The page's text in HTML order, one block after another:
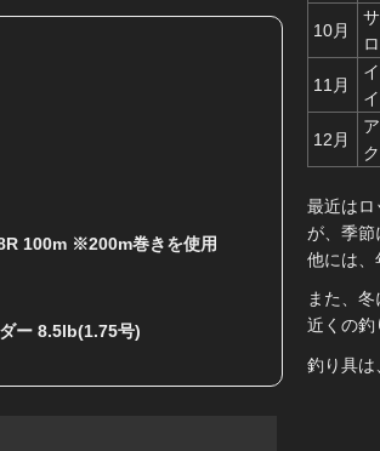
100m ※200m巻きを使用
ー 8.5lb(1.75号)
10月
11月
12月
最近はロ
が、季節
他には、
また、
近くの釣
釣り具は